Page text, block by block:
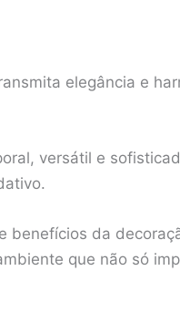
elegância e
versátil e
benefícios da
que não só